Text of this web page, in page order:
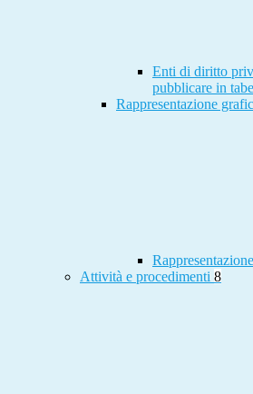
Enti di diritto
pubblicare in
Rappresentazione
Attività e procedimenti 8